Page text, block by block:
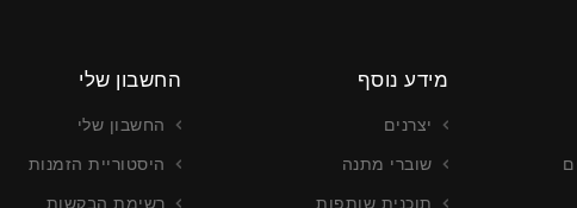
מידע נוסף
יצרנים
שוברי מתנה
תוכנית שותפות
החשבון שלי
החשבון שלי
היסטוריית הזמנות
רשימת הבקשות